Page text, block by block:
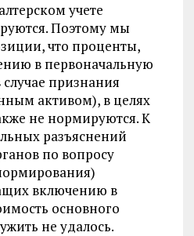
учете
Поэтому мы
что проценты,
в первоначальную
признания
активом), в целях
не нормируются. К
разъяснений
по вопросу
включению в
основного
не удалось.